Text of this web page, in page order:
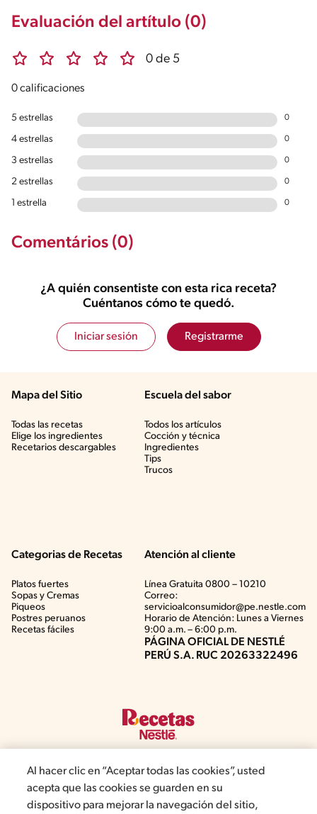
Evaluación del artítulo (0)
0 de 5
0 calificaciones
5 estrellas 0
4 estrellas 0
3 estrellas 0
2 estrellas 0
1 estrella 0
Comentários (0)
¿A quién consentiste con esta rica receta?
Cuéntanos cómo te quedó.
Iniciar sesión Registrarme
Mapa del Sitio
Todas las recetas
Elige los ingredientes
Recetarios descargables
Escuela del sabor
Todos los artículos
Cocción y técnica
Ingredientes
Tips
Trucos
Categorias de Recetas
Platos fuertes
Sopas y Cremas
Piqueos
Postres peruanos
Recetas fáciles
Atención al cliente
Línea Gratuita 0800 – 10210
Correo:
servicioalconsumidor@pe.nestle.com
Horario de Atención: Lunes a Viernes
9:00 a.m. – 6:00 p.m.
PÁGINA OFICIAL DE NESTLÉ
PERÚ S.A. RUC 20263322496
©2019, Nestlé. Marcas registradas por Société del Produits Nestlé,
Al hacer clic en “Aceptar todas las cookies”, usted
acepta que las cookies se guarden en su
dispositivo para mejorar la navegación del sitio,